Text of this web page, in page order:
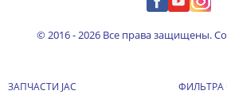
© 2016 - 2026 Все права защищены.
ЗАПЧАСТИ JAC
ФИЛЬТРА